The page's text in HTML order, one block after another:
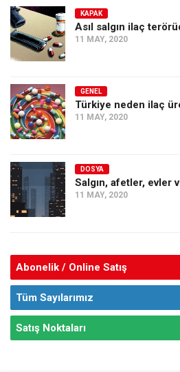
KAPAK
Asıl salgın ilaç
11 MAY, 2020
GENEL
Türkiye neden ilaç
11 MAY, 2020
DOSYA
Salgın, afetler, evler
11 MAY, 2020
Abonelik / Online Satış
Tüm Sayılarımız
Satış Noktaları